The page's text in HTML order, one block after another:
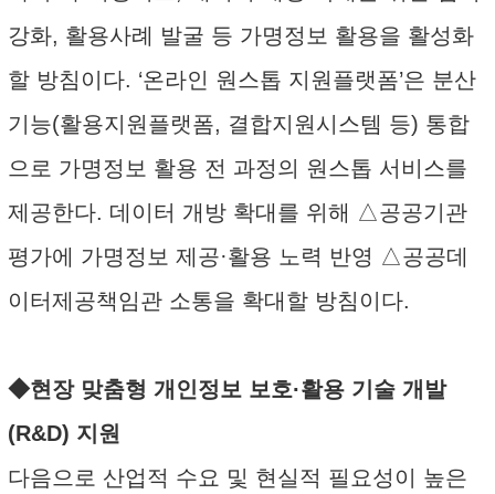
강화, 활용사례 발굴 등 가명정보 활용을 활성화
할 방침이다. ‘온라인 원스톱 지원플랫폼’은 분산
기능(활용지원플랫폼, 결합지원시스템 등) 통합
으로 가명정보 활용 전 과정의 원스톱 서비스를
제공한다. 데이터 개방 확대를 위해 △공공기관
평가에 가명정보 제공·활용 노력 반영 △공공데
이터제공책임관 소통을 확대할 방침이다.
◆현장 맞춤형 개인정보 보호·활용 기술 개발
(R&D) 지원
다음으로 산업적 수요 및 현실적 필요성이 높은